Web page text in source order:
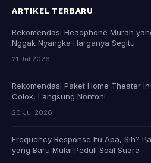
ARTIKEL TERBARU
Rekomendasi Headphone Murah
Nggak Nyangka Harganya Segitu
21 Jul 2026
Rekomendasi Paket Home Theater
Colok, Langsung Nonton!
20 Jul 2026
Frequency Response Itu Apa, Sih?
yang Baru Mulai Peduli Soal Suara